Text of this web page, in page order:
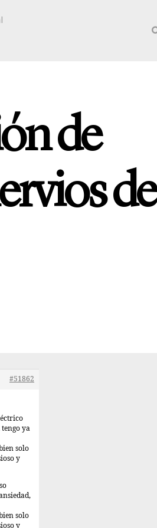
de
de
#51862
ya
solo
y
solo
y